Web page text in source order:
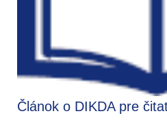
Článok o DIKDA pre